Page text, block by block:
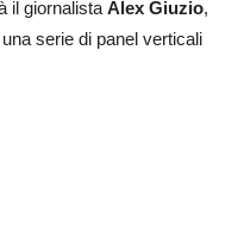
il giornalista Alex Giuzio,
serie di panel verticali